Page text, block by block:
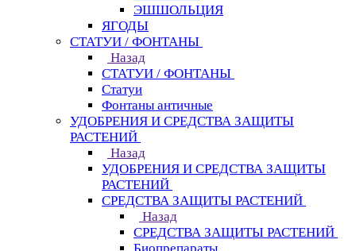
ЭШШОЛЬЦИЯ
ЯГОДЫ
СТАТУИ / ФОНТАНЫ
Назад
СТАТУИ / ФОНТАНЫ
Статуи
Фонтаны античные
УДОБРЕНИЯ И СРЕДСТВА ЗАЩИТЫ
РАСТЕНИЙ
Назад
УДОБРЕНИЯ И СРЕДСТВА ЗАЩИТЫ
РАСТЕНИЙ
СРЕДСТВА ЗАЩИТЫ РАСТЕНИЙ
Назад
СРЕДСТВА ЗАЩИТЫ РАСТЕНИЙ